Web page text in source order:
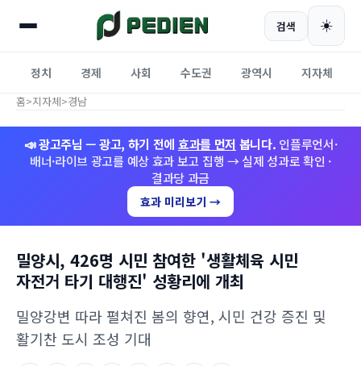
검색 ☀️
정치 경제 사회 수도권 광역시 지자체
홈>지자체>경남
📣 광고주님 — 광고, 하기 전에 효과를 먼저 봅니다. 인플루언서·
배너·라이브 광고를 예상 효과 보고 집행 → 실제 성과로 확인 ·
결과당 과금
효과 미리보기 →
밀양시, 426명 시민 참여한 '생활체육 시민
자전거 타기 대행진' 성황리에 개최
밀양강변 따라 펼쳐진 봄의 향연, 시민 건강 증진 및
활기찬 도시 조성 기대